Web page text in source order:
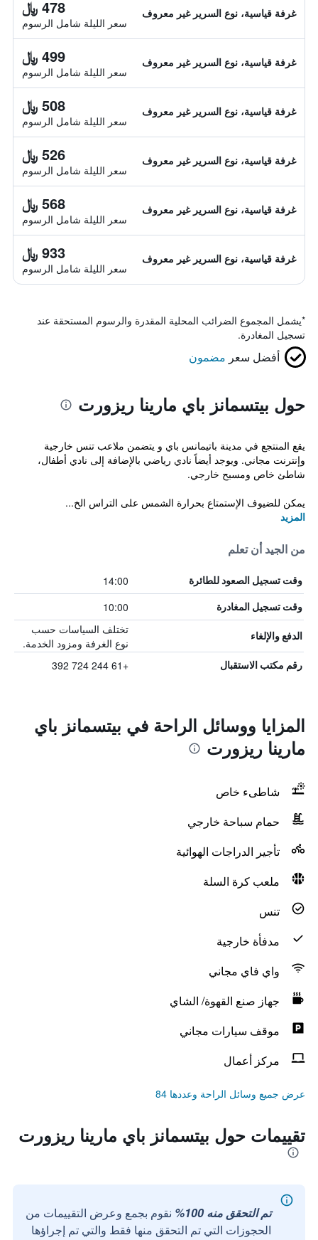
غرفة قياسية، نوع السرير غير معروف 478 ﷼
سعر الليلة شامل الرسوم
غرفة قياسية، نوع السرير غير معروف 499 ﷼
سعر الليلة شامل الرسوم
غرفة قياسية، نوع السرير غير معروف 508 ﷼
سعر الليلة شامل الرسوم
غرفة قياسية، نوع السرير غير معروف 526 ﷼
سعر الليلة شامل الرسوم
غرفة قياسية، نوع السرير غير معروف 568 ﷼
سعر الليلة شامل الرسوم
غرفة قياسية، نوع السرير غير معروف 933 ﷼
سعر الليلة شامل الرسوم
*يشمل المجموع الضرائب المحلية المقدرة والرسوم المستحقة عند
تسجيل المغادرة.
أفضل سعر مضمون
حول بيتسمانز باي مارينا ريزورت
يقع المنتجع في مدينة باتيمانس باي و يتضمن ملاعب تنس خارجية
وإنترنت مجاني. ويوجد أيضاً نادي رياضي بالإضافة إلى نادي أطفال،
شاطئ خاص ومسبح خارجي.
يمكن للضيوف الإستمتاع بحرارة الشمس على التراس الخ...
المزيد
من الجيد أن تعلم
وقت تسجيل الصعود للطائرة 14:00
وقت تسجيل المغادرة 10:00
الدفع والإلغاء
تختلف السياسات حسب
نوع الغرفة ومزود الخدمة.
رقم مكتب الاستقبال +61 244 724 392
المزايا ووسائل الراحة في بيتسمانز باي
مارينا ريزورت
شاطىء خاص
حمام سباحة خارجي
تأجير الدراجات الهوائية
ملعب كرة السلة
تنس
مدفأة خارجية
واي فاي مجاني
جهاز صنع القهوة/ الشاي
موقف سيارات مجاني
مركز أعمال
عرض جميع وسائل الراحة وعددها 84
تقييمات حول بيتسمانز باي مارينا ريزورت
تم التحقق منه 100%
نقوم بجمع وعرض التقييمات من
الحجوزات التي تم التحقق منها فقط والتي تم إجراؤها